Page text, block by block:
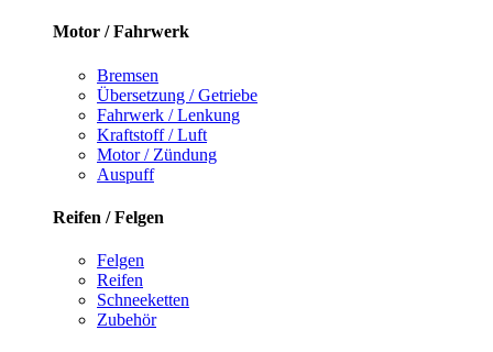
Motor / Fahrwerk
Bremsen
Übersetzung / Getriebe
Fahrwerk / Lenkung
Kraftstoff / Luft
Motor / Zündung
Auspuff
Reifen / Felgen
Felgen
Reifen
Schneeketten
Zubehör